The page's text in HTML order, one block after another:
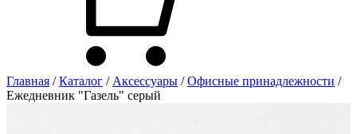
Главная / Каталог / Аксессуары / Офисные принадлежности /
Ежедневник "Газель" серый